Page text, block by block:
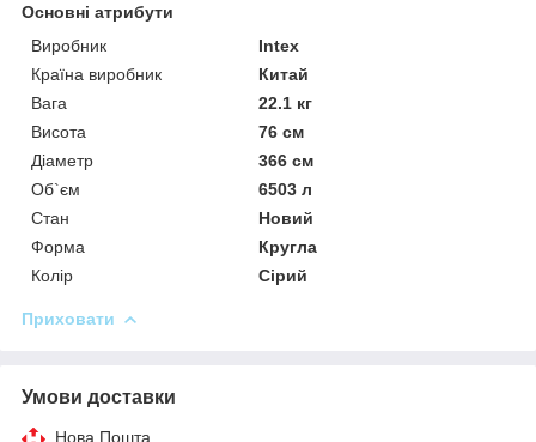
Основні атрибути
Виробник
Intex
Країна виробник
Китай
Вага
22.1 кг
Висота
76 см
Діаметр
366 см
Об`єм
6503 л
Стан
Новий
Форма
Кругла
Колір
Сірий
Приховати
Умови доставки
Нова Пошта